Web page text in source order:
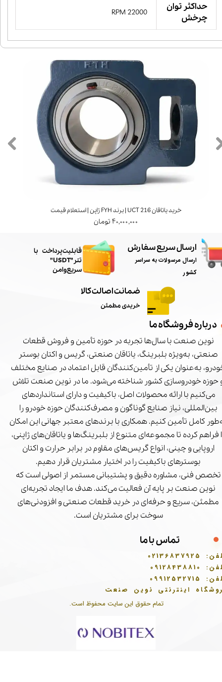
حداکثر توان
چرخش
22000 RPM
خرید یاتاقان UCT 216 | برند FYH ژاپن | استعلام قیمت
۴۰,۰۰۰,۰۰۰ تومان
تمام حقوق این سایت محفوظ است.
ارسال سریع سفارش
ارسال مرسولات به سراسر
کشور
ضمانت اصالت کالا
خریدی مطمئن
درباره فروشگاه ما
نوین صنعت با سال‌ها تجربه در حوزه تأمین و فروش قطعات
صنعتی، به‌ویژه بلبرینگ، یاتاقان صنعتی، گریس و اکتان بوستر
به‌عنوان یکی از تأمین‌کنندگان قابل اعتماد در صنایع مختلف
حوزه خودروسازی کشور شناخته می‌شود. ما در نوین صنعت تلاش
می‌کنیم با ارائه محصولات اصل، باکیفیت و دارای استانداردهای
بین‌المللی، نیاز صنایع گوناگون و مصرف‌کنندگان حوزه خودرو را
کامل تأمین کنیم. همکاری با برندهای معتبر جهانی این امکان
فراهم کرده تا مجموعه‌ای متنوع از بلبرینگ‌ها و یاتاقان‌های ژاپنی،
اروپایی و چینی، انواع گریس‌های مقاوم در برابر حرارت و اکتان
بوسترهای باکیفیت را در اختیار مشتریان قرار دهیم.
تخصص فنی، مشاوره دقیق و پشتیبانی مستمر از اصولی است که
نوین صنعت بر پایه آن فعالیت می‌کند. هدف ما ایجاد تجربه‌ای
مطمئن، سریع و حرفه‌ای در خرید قطعات صنعتی و افزودنی‌های
سوخت برای مشتریان است.
تماس با ما
02136837925
09128438810
09912532715
اینترنتی نوین صنعت
​قابلیت پرداخت با
تتر"USDT"
سریع و امن